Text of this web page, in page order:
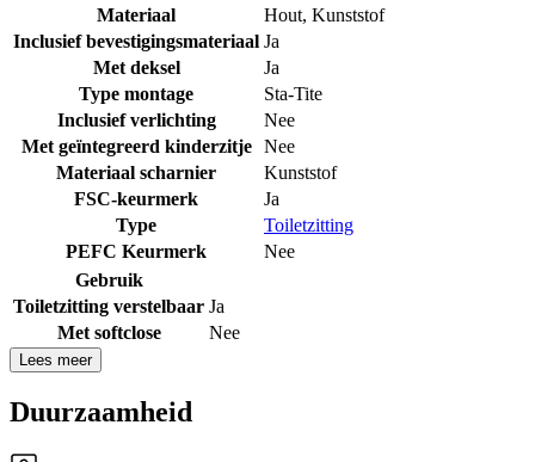
Materiaal
Hout, Kunststof
Inclusief bevestigingsmateriaal Ja
Met deksel
Ja
Type montage
Sta-Tite
Inclusief verlichting
Nee
Met geïntegreerd kinderzitje
Nee
Materiaal scharnier
Kunststof
FSC-keurmerk
Ja
Type
Toiletzitting
PEFC Keurmerk
Nee
Gebruik
Toiletzitting verstelbaar Ja
Met softclose
Nee
Lees meer
Duurzaamheid